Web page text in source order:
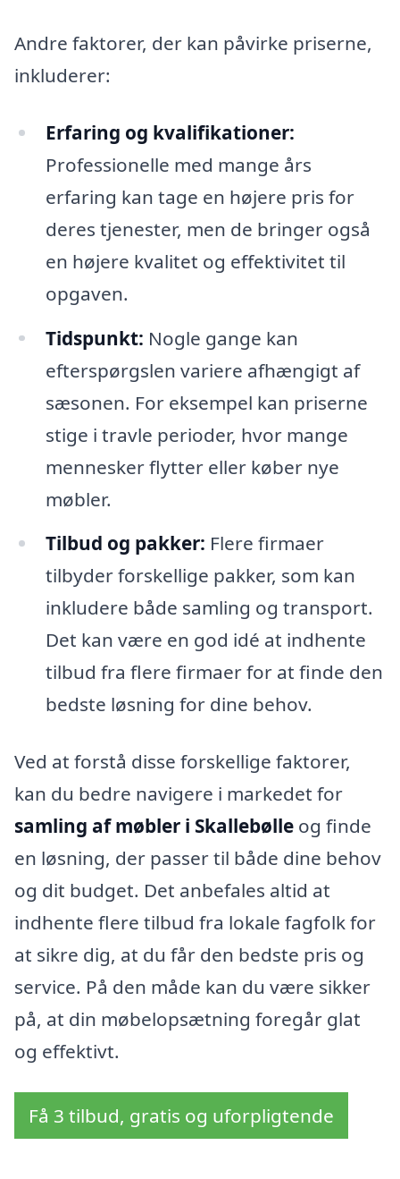
Andre faktorer, der kan påvirke priserne,
inkluderer:
Erfaring og kvalifikationer:
Professionelle med mange års
erfaring kan tage en højere pris for
deres tjenester, men de bringer også
en højere kvalitet og effektivitet til
opgaven.
Tidspunkt: Nogle gange kan
efterspørgslen variere afhængigt af
sæsonen. For eksempel kan priserne
stige i travle perioder, hvor mange
mennesker flytter eller køber nye
møbler.
Tilbud og pakker: Flere firmaer
tilbyder forskellige pakker, som kan
inkludere både samling og transport.
Det kan være en god idé at indhente
tilbud fra flere firmaer for at finde den
bedste løsning for dine behov.
Ved at forstå disse forskellige faktorer,
kan du bedre navigere i markedet for
samling af møbler i Skallebølle og finde
en løsning, der passer til både dine behov
og dit budget. Det anbefales altid at
indhente flere tilbud fra lokale fagfolk for
at sikre dig, at du får den bedste pris og
service. På den måde kan du være sikker
på, at din møbelopsætning foregår glat
og effektivt.
Få 3 tilbud, gratis og uforpligtende